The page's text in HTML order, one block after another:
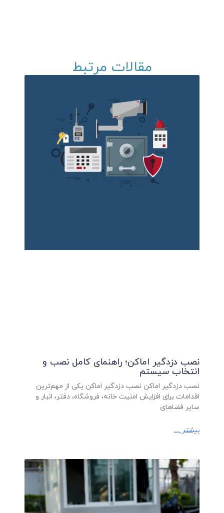
مقالات مرتبط
نصب دزدگیر اماکن؛ راهنمای کامل نصب و
انتخاب سیستم
نصب دزدگیر اماکن نصب دزدگیر اماکن یکی از مهم‌ترین
اقدامات برای افزایش امنیت خانه، فروشگاه، دفتر، انبار و
سایر فضاهای
بیشتر ...